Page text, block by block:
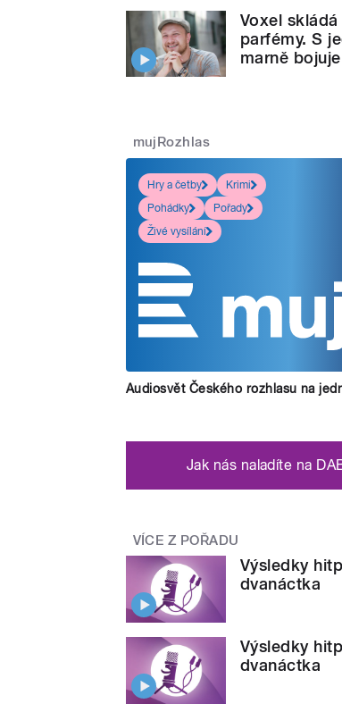
Voxel
parfémy. S
marně bojuje
mujRozhlas
Hry a četby
Krimi
Pohádky
Pořady
Živé vysílání
Audiosvět Českého rozhlasu na
Jak nás naladíte na
VÍCE Z POŘADU
Výsledky
dvanáctka
Výsledky
dvanáctka